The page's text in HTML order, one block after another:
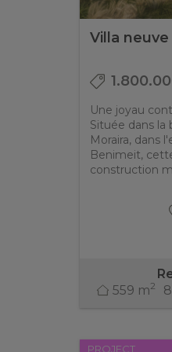
Villa neuve
Une joyau
Située dans la
Moraira, dans
Benimeit,
construction
559 m2
PROJECT